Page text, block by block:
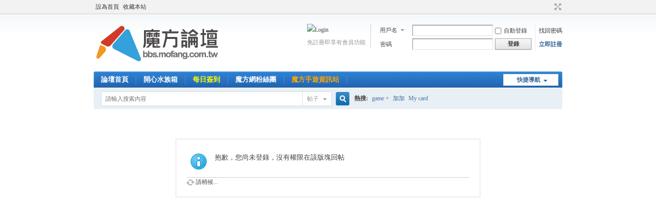
設為首頁 收藏本站
用戶名 自動登錄
找回密碼
密碼
登錄 立即註冊
免註冊即享有會員功能
快捷導航
論壇首頁 開心水族箱 每日簽到 魔方網粉絲團 魔方手遊資訊站
帖子
索
熱搜: game + 加加 My card
抱歉，您尚未登錄，沒有權限在該版塊回帖
請稍候...